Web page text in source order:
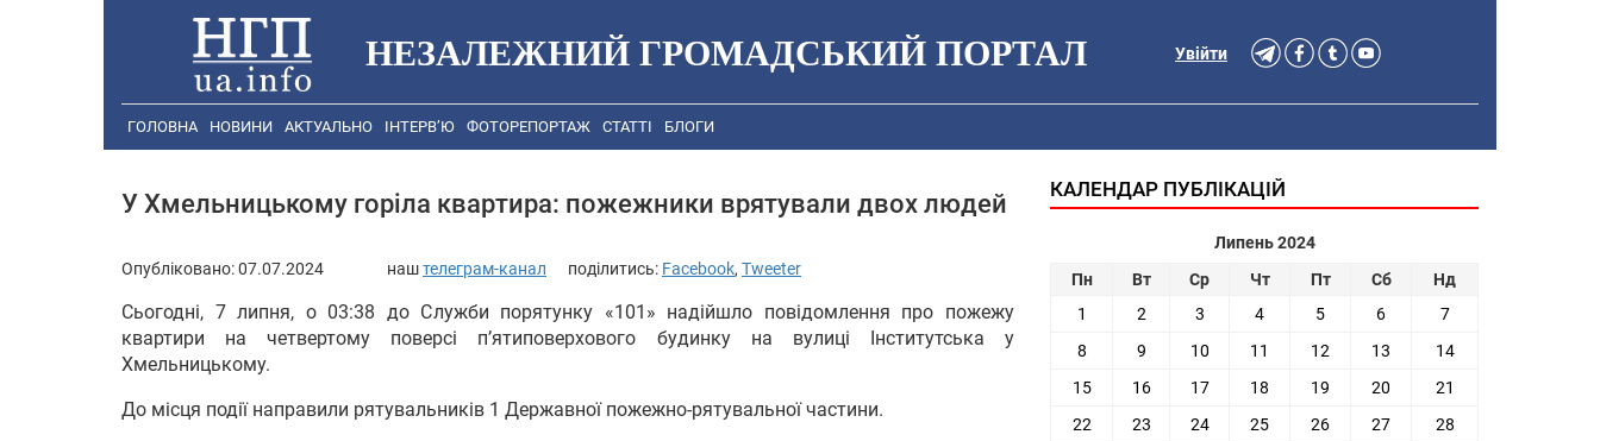
НЕЗАЛЕЖНИЙ ГРОМАДСЬКИЙ ПОРТАЛ Увійти
ГОЛОВНА НОВИНИ АКТУАЛЬНО ІНТЕРВ’Ю ФОТОРЕПОРТАЖ СТАТТІ БЛОГИ
У Хмельницькому горіла квартира: пожежники врятували двох людей
Опубліковано:07.07.2024 наштелеграм-канал поділитись: Facebook, Tweeter
Сьогодні, 7 липня, о 03:38 до Служби порятунку «101» надійшло повідомлення про пожежу
квартири на четвертому поверсі п’ятиповерхового будинку на вулиці Інститутська у
Хмельницькому.
До місця події направили рятувальників 1 Державної пожежно-рятувальної частини.
КАЛЕНДАР ПУБЛІКАЦІЙ
Липень 2024
Пн
Вт Ср Чт Пт Сб
Нд
1
2 3 4 5 6
7
8
9 10 11 12 13
14
15
16 17 18 19 20
21
22
23 24 25 26 27
28